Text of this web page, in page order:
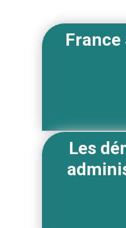
France
Les